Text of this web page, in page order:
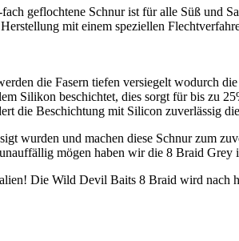
geflochtene Schnur ist für alle Süß und
mit einem speziellen
die Fasern tiefen versiegelt wodurch
Silikon beschichtet, dies sorgt für bis zu
die Beschichtung mit Silicon zuverlässig
wurden und machen diese Schnur zum
mögen haben wir die 8 Braid Grey
Die Wild Devil Baits 8 Braid wird nach